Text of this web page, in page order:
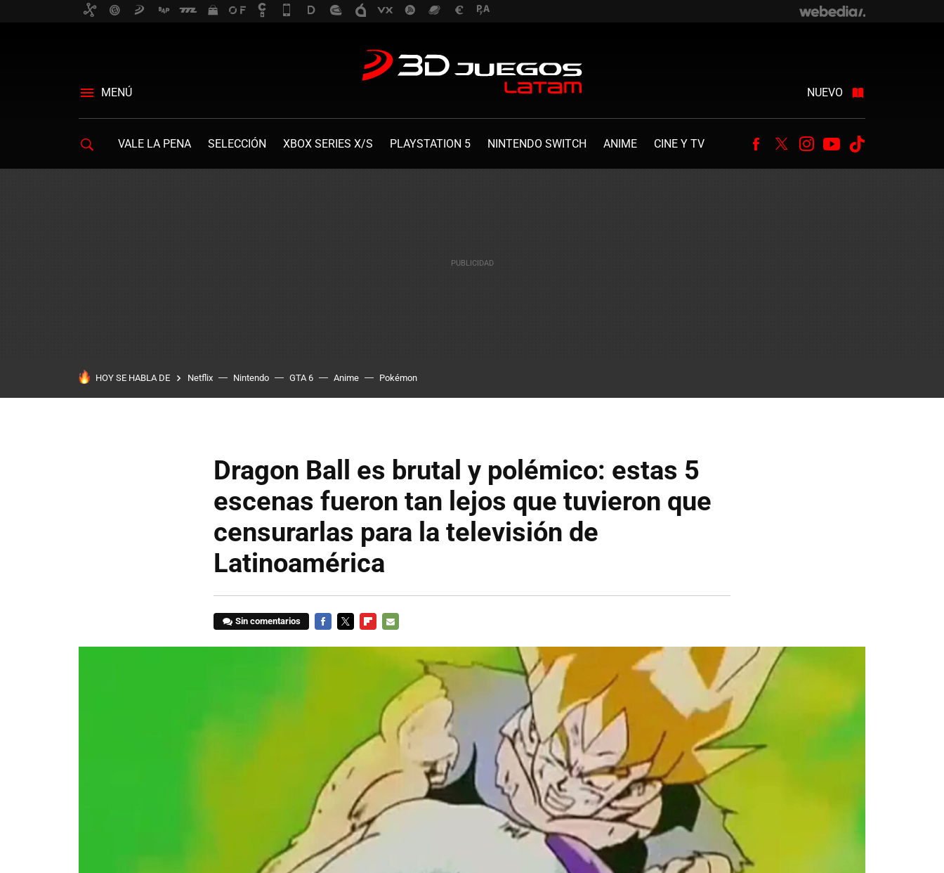
MENÚ NUEVO
VALE LA PENA SELECCIÓN XBOX SERIES X/S PLAYSTATION 5 NINTENDO SWITCH ANIME CINE Y TV Facebook
TwitterInstagram
Youtube
HOY SE HABLA DE Netflix Nintendo GTA 6 Anime Pokémon
Dragon Ball es brutal y polémico: estas 5
escenas fueron tan lejos que tuvieron que
censurarlas para la televisión de
Latinoamérica
Sin comentarios